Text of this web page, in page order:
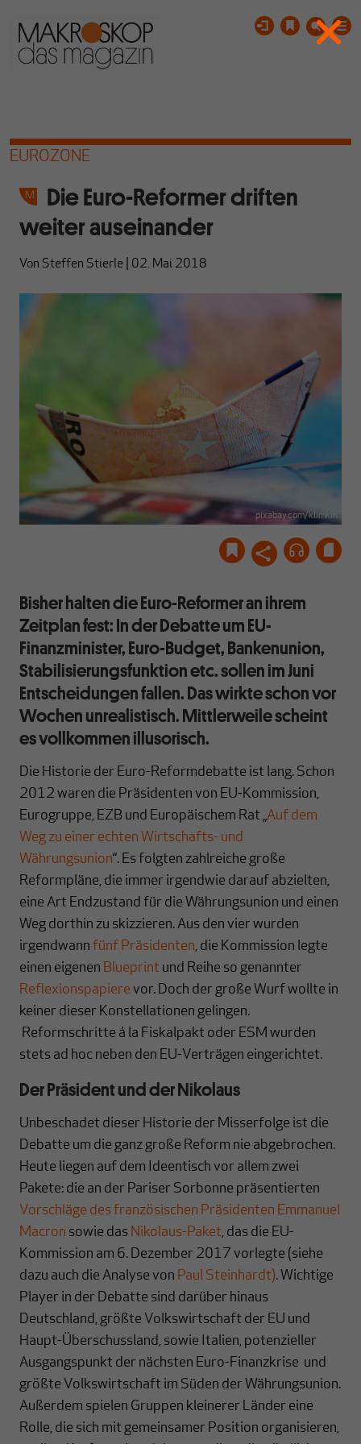
EUROZONE
Die Euro-Reformer driften
weiter auseinander
Von Steffen Stierle 02. Mai 2018
pixabay.com/klimkin
Bisher halten die Euro-Reformer an ihrem
Zeitplan fest: In der Debatte um EU-
Finanzminister, Euro-Budget, Bankenunion,
Stabilisierungsfunktion etc. sollen im Juni
Entscheidungen fallen. Das wirkte schon vor
Wochen unrealistisch. Mittlerweile scheint
es vollkommen illusorisch.
Die Historie der Euro-Reformdebatte ist lang. Schon
2012 waren die Präsidenten von EU-Kommission,
Eurogruppe, EZB und Europäischem Rat „Auf dem
Weg zu einer echten Wirtschafts- und
Währungsunion“. Es folgten zahlreiche große
Reformpläne, die immer irgendwie darauf abzielten,
eine Art Endzustand für die Währungsunion und einen
Weg dorthin zu skizzieren. Aus den vier wurden
irgendwann fünf Präsidenten, die Kommission legte
einen eigenen Blueprint und Reihe so genannter
Reflexionspapiere vor. Doch der große Wurf wollte in
keiner dieser Konstellationen gelingen.
Reformschritte á la Fiskalpakt oder ESM wurden
stets ad hoc neben den EU-Verträgen eingerichtet.
Der Präsident und der Nikolaus
Unbeschadet dieser Historie der Misserfolge ist die
Debatte um die ganz große Reform nie abgebrochen.
Heute liegen auf dem Ideentisch vor allem zwei
Pakete: die an der Pariser Sorbonne präsentierten
Vorschläge des französischen Präsidenten Emmanuel
Macron sowie das Nikolaus-Paket, das die EU-
Kommission am 6. Dezember 2017 vorlegte (siehe
dazu auch die Analyse von Paul Steinhardt). Wichtige
Player in der Debatte sind darüber hinaus
Deutschland, größte Volkswirtschaft der EU und
Haupt-Überschussland, sowie Italien, potenzieller
Ausgangspunkt der nächsten Euro-Finanzkrise und
größte Volkswirtschaft im Süden der Währungsunion.
Außerdem spielen Gruppen kleinerer Länder eine
Rolle, die sich mit gemeinsamer Position organisieren,